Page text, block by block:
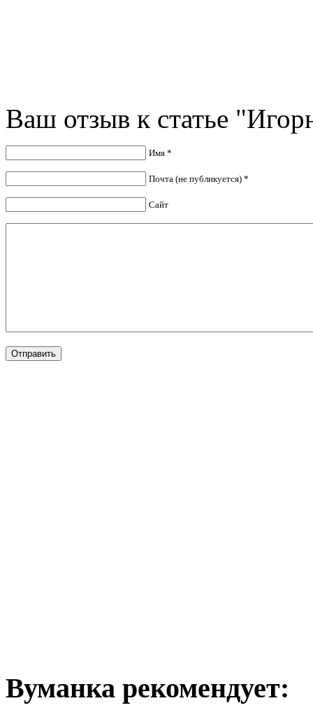
Ваш отзыв к статье
Имя *
Почта (не публикуется) *
Сайт
Вуманка рекомендует: